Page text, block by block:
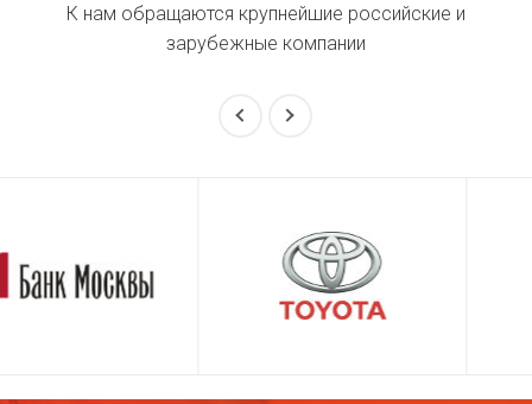
К нам обращаются крупнейшие российские и
зарубежные компании